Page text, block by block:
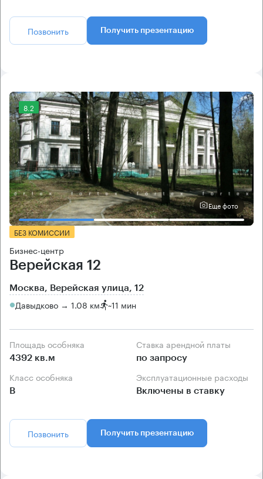
Позвонить Получить презентацию
8.2
Еще фото
БЕЗ КОМИССИИ
Бизнес-центр
Верейская 12
Москва, Верейская улица, 12
Давыдково → 1.08 км ~11 мин
Площадь особняка
4392 кв.м
Ставка арендной платы
по запросу
Класс особняка
B
Эксплуатационные расходы
Включены в ставку
Позвонить Получить презентацию